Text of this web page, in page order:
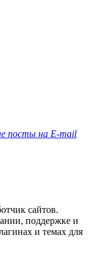
посты на E-mail
сайтов.
поддержке и
и темах для